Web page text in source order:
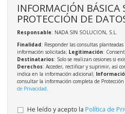
INFORMACIÓN BÁSICA
PROTECCIÓN DE
Responsable: NADA SIN SOLUCION, S.L.
Finalidad: Responder las consultas
información solicitada; Legitimación:
Destinatarios: Solo se realizan cesiones si
Derechos: Acceder, rectificar y suprimir, así
indica en la información adicional;
consultar la información completa de
de Privacidad
He leído y acepto la Política de